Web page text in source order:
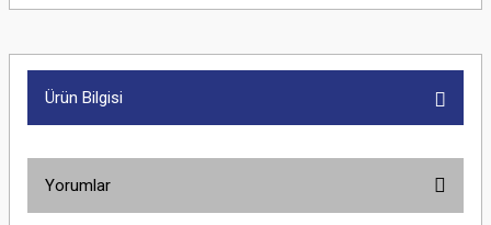
Ürün Bilgisi
Yorumlar